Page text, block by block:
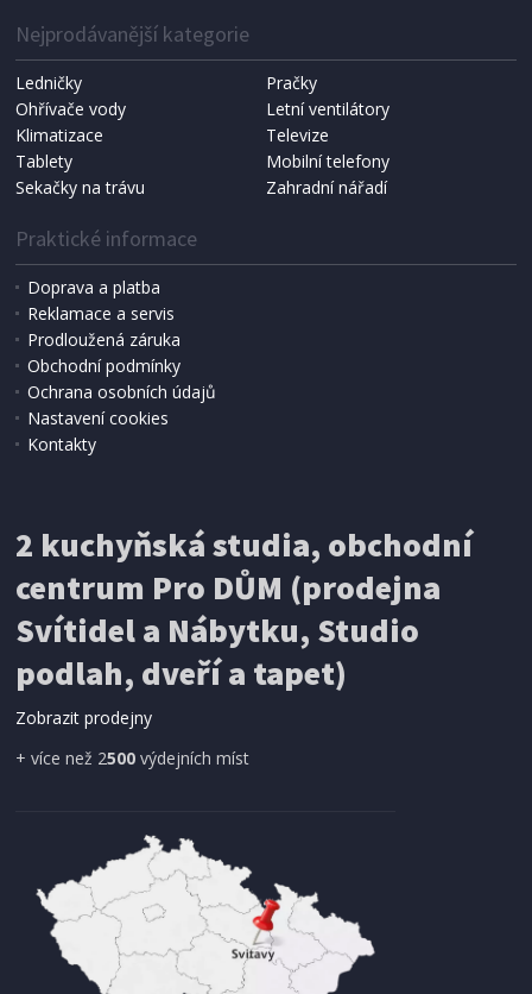
Nejprodávanější kategorie
Ledničky
Pračky
Ohřívače vody
Letní ventilátory
Klimatizace
Televize
Tablety
Mobilní telefony
Sekačky na trávu
Zahradní nářadí
Praktické informace
Doprava a platba
Reklamace a servis
Prodloužená záruka
Obchodní podmínky
Ochrana osobních údajů
Nastavení cookies
Kontakty
2 kuchyňská studia, obchodní
centrum Pro DŮM (prodejna
Svítidel a Nábytku, Studio
podlah, dveří a tapet)
Zobrazit prodejny
+ více než 2500 výdejních míst